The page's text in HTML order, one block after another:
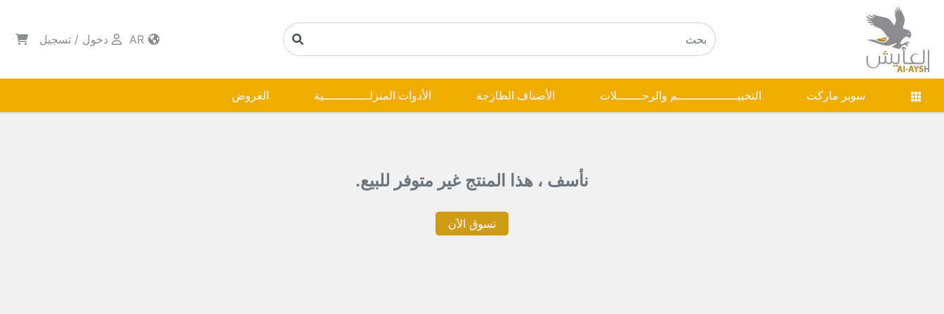
دخول / تسجيل
سوبر ماركت التخييـــــــــــــــــم والرحـــــــلات الأصناف الطازجة الأدوات المنزلـــــــــــــية العروض
نأسف ، هذا المنتج غير متوفر للبيع.
تسوق الآن